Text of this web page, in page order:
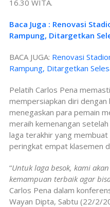
16.30 WITA.
Baca Juga : Renovasi
Rampung, Ditargetkan
BACA JUGA: Renovasi
Rampung, Ditargetkan
Pelatih Carlos Pena
mempersiapkan diri dengan
menegaskan para pemain
meraih kemenangan
laga terakhir yang
peringkat empat klasemen
“Untuk laga besok, kami
kemampuan terbaik agar
Carlos Pena dalam
Wayan Dipta, Sabtu (22/2/